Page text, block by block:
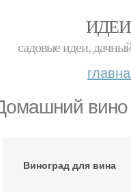
садовые идеи,
вино
Виноград для вина